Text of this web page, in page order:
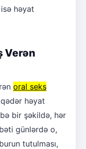
həyat
Verən
oral seks
həyat
bir şəkildə, hər
günlərdə o,
tutulması,